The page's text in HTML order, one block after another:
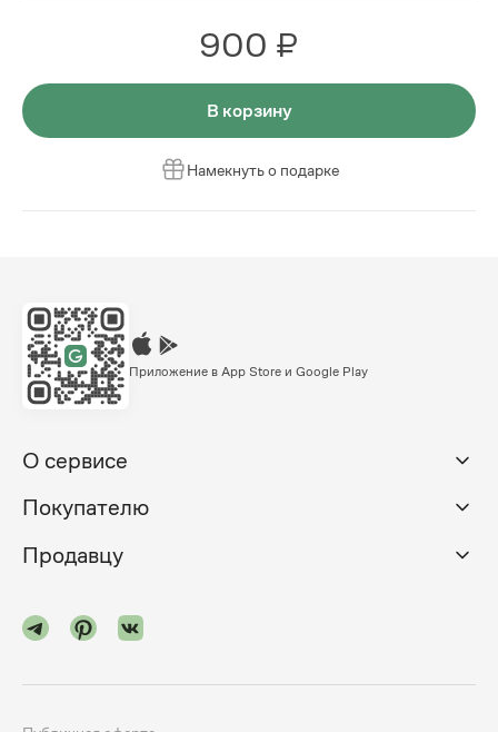
900 ₽
В корзину
Намекнуть о подарке
Приложение в App Store и Google Play
О сервисе
Покупателю
Продавцу